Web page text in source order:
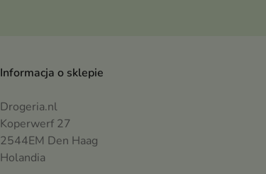
Informacja o sklepie
Drogeria.nl
Koperwerf 27
2544EM Den Haag
Holandia